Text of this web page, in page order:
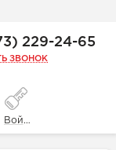
229-24-65
ЗВОНОК
Войти